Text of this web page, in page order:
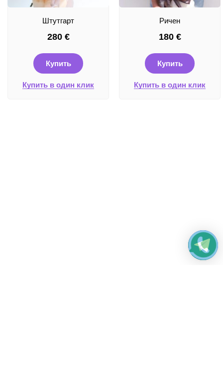
Штутгарт
280 €
Купить
Купить в один клик
Ричен
180 €
Купить
Купить в один клик